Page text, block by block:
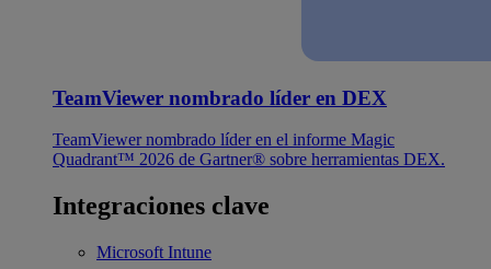
TeamViewer nombrado líder en DEX
TeamViewer nombrado líder en el informe Magic
Quadrant™ 2026 de Gartner® sobre herramientas DEX.
Integraciones clave
Microsoft Intune